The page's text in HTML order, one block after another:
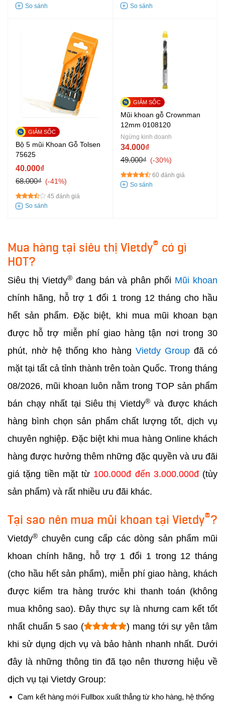
Bộ 5 mũi Khoan Gỗ Tolsen
75625
40.000₫
68.000₫
-41%
45 đánh giá
Mũi khoan gỗ Crownman
12mm 0108120
Ngừng kinh doanh
34.000₫
49.000₫
-30%
60 đánh giá
Mua hàng tại siêu thị Vietdy® có gì
HOT?
Siêu thị Vietdy®đang bán và phân phối Mũi khoan
chính hãng, hỗ trợ 1 đổi 1 trong 12 tháng cho hầu
hết sản phẩm. Đặc biệt, khi mua mũi khoan bạn
được hỗ trợ miễn phí giao hàng tận nơi trong 30
phút, nhờ hệ thống kho hàng Vietdy Groupđã có
mặt tại tất cả tỉnh thành trên toàn Quốc. Trong tháng
08/2026, mũi khoan luôn nằm trong TOP sản phẩm
bán chạy nhất tại Siêu thị Vietdy® và được khách
hàng bình chọn sản phẩm chất lượng tốt, dịch vụ
chuyên nghiệp. Đặc biệt khi mua hàng Online khách
hàng được hưởng thêm những đặc quyền và ưu đãi
giá tặng tiền mặt từ 100.000đ đến 3.000.000đ(tùy
sản phẩm) và rất nhiều ưu đãi khác.
Tại sao nên mua mũi khoan tại Vietdy®?
Vietdy® chuyên cung cấp các dòng sản phẩm mũi
khoan chính hãng, hỗ trợ 1 đổi 1 trong 12 tháng
(cho hầu hết sản phẩm), miễn phí giao hàng, khách
được kiểm tra hàng trước khi thanh toán (không
mua không sao). Đây thực sự là nhưng cam kết tốt
nhất chuẩn 5 sao (
) mang tới sự yên tâm
khi sử dụng dịch vụ và bảo hành nhanh nhất. Dưới
đây là những thông tin đã tạo nên thương hiệu về
dịch vụ tại Vietdy Group:
Cam kết hàng mới Fullbox xuất thẳng từ kho hàng, hệ thống